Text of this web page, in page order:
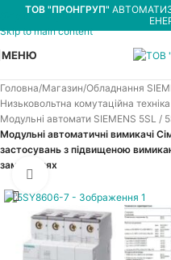
Skip to navigation
Skip to main content
ТОВ "ПРОНГРУП"
МЕНЮ
Головна Магазин Обладнання
Низьковольтна комутаційна
Модульні автомати SIEMENS 5SL /
Модульні автоматичні вимикачі
застосувань з підвищеною
замиканнях